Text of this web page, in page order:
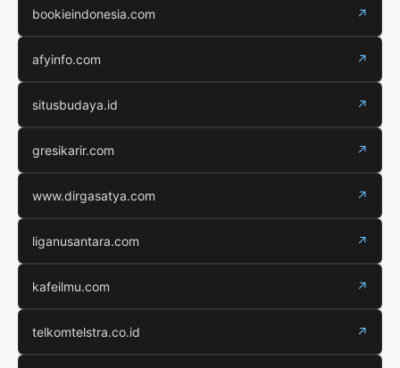
bookieindonesia.com ↗
afyinfo.com ↗
situsbudaya.id ↗
gresikarir.com ↗
www.dirgasatya.com ↗
liganusantara.com ↗
kafeilmu.com ↗
telkomtelstra.co.id ↗